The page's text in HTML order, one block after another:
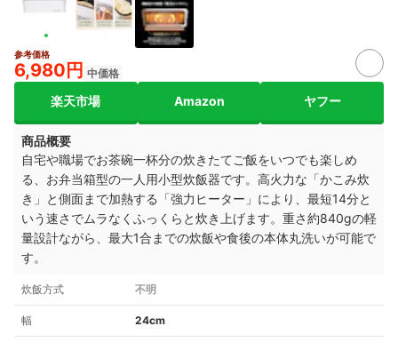
参考価格
6,980円 中価格
楽天市場 Amazon ヤフー
商品概要
自宅や職場でお茶碗一杯分の炊きたてご飯をいつでも楽しめ
る、お弁当箱型の一人用小型炊飯器です。高火力な「かこみ炊
き」と側面まで加熱する「強力ヒーター」により、最短14分と
いう速さでムラなくふっくらと炊き上げます。重さ約840gの軽
量設計ながら、最大1合までの炊飯や食後の本体丸洗いが可能で
す。
炊飯方式 不明
幅 24cm